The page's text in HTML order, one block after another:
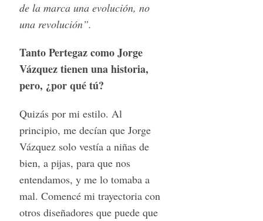
de la marca una evolución, no
una revolución”.
Tanto Pertegaz como Jorge
Vázquez tienen una historia,
pero, ¿por qué tú?
Quizás por mi estilo. Al
principio, me decían que Jorge
Vázquez solo vestía a niñas de
bien, a pijas, para que nos
entendamos, y me lo tomaba a
mal. Comencé mi trayectoria con
otros diseñadores que puede que